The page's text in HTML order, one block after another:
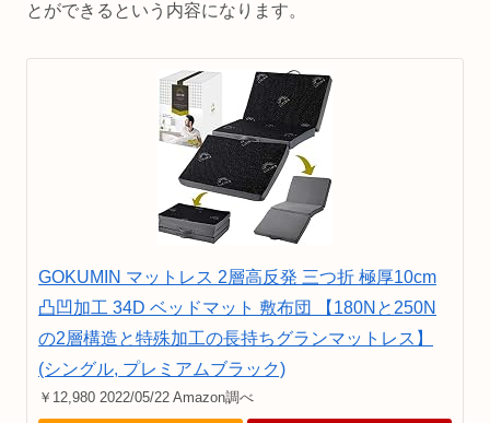
とができるという内容になります。
GOKUMIN マットレス 2層高反発 三つ折 極厚10cm
凸凹加工 34D ベッドマット 敷布団 【180Nと250N
の2層構造と特殊加工の長持ちグランマットレス】
(シングル, プレミアムブラック)
￥12,980 2022/05/22 Amazon調べ